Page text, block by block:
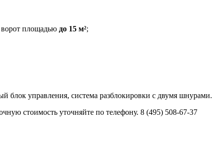
площадью до 15 м²;
блок управления, система разблокировки с двумя шнурами.
стоимость уточняйте по телефону. 8 (495) 508-67-37